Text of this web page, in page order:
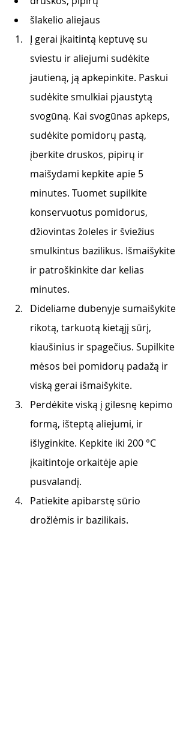
šlakelio aliejaus
Į gerai įkaitintą keptuvę su
sviestu ir aliejumi sudėkite
jautieną, ją apkepinkite. Paskui
sudėkite smulkiai pjaustytą
svogūną. Kai svogūnas apkeps,
sudėkite pomidorų pastą,
įberkite druskos, pipirų ir
maišydami kepkite apie 5
minutes. Tuomet supilkite
konservuotus pomidorus,
džiovintas žoleles ir šviežius
smulkintus bazilikus. Išmaišykite
ir patroškinkite dar kelias
minutes.
Dideliame dubenyje sumaišykite
rikotą, tarkuotą kietąjį sūrį,
kiaušinius ir spagečius. Supilkite
mėsos bei pomidorų padažą ir
viską gerai išmaišykite.
Perdėkite viską į gilesnę kepimo
formą, išteptą aliejumi, ir
išlyginkite. Kepkite iki 200 °C
įkaitintoje orkaitėje apie
pusvalandį.
Patiekite apibarstę sūrio
drožlėmis ir bazilikais.